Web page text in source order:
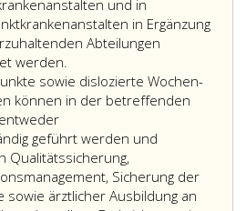
Ziffer
eins,
eingerichtet
und in
in Ergänzung
Abteilungen
werden.
sowie dislozierte Wochen-
können in der betreffenden
geführt werden und
Qualitätssicherung,
Sicherung der
sowie ärztlicher Ausbildung an